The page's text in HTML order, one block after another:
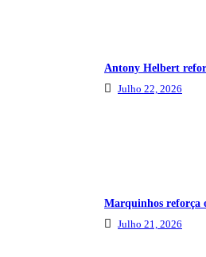
Antony Helbert
Julho 22, 2026
Marquinhos reforça
Julho 21, 2026